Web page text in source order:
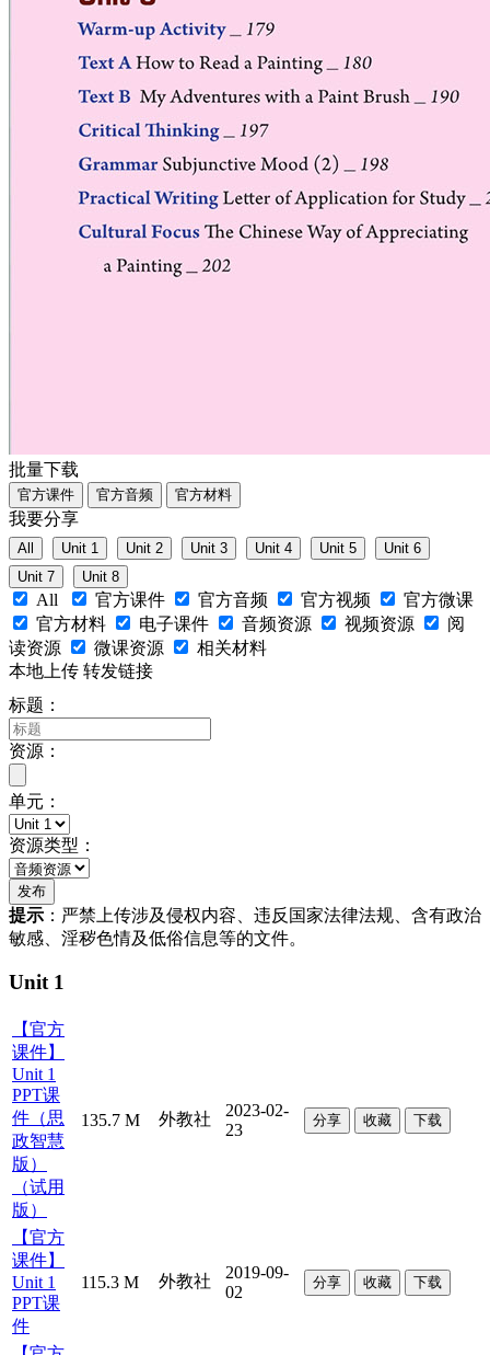
批量下载
我要分享
All 官方课件 官方音频 官方视频
官方微课
官方材料
电子课件 音频资源 视频资源
阅
读资源
微课资源
相关材料
本地上传 转发链接
标题：
资源：
单元：
资源类型：
提示 ：严禁上传涉及侵权内容、违反国家法律法规、含有政治
敏感、淫秽色情及低俗信息等的文件。
Unit 1
【官方
课件】
Unit 1
PPT课
件（思
政智慧
版）
（试用
版）
135.7 M 外教社
2023-02-
23
分享 收藏 下载
【官方
课件】
Unit 1
PPT课
件
115.3 M 外教社
2019-09-
02
分享 收藏 下载